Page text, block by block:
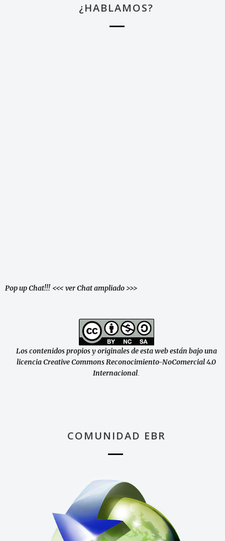
¿HABLAMOS?
Pop up Chat!!! <<< ver Chat ampliado >>>
Los contenidos propios y originales de esta web están bajo una
licencia Creative Commons Reconocimiento-NoComercial 4.0
Internacional
COMUNIDAD EBR